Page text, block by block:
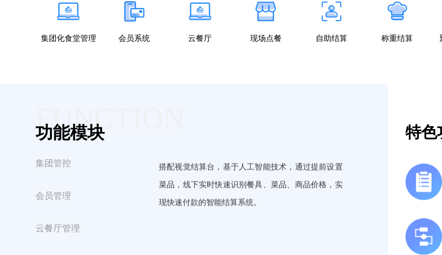
集团化食堂管理 会员系统 云餐厅 现场点餐 自助结算 称重结算
FUNCTION
功能模块
集团管控
会员管理
云餐厅管理
特色